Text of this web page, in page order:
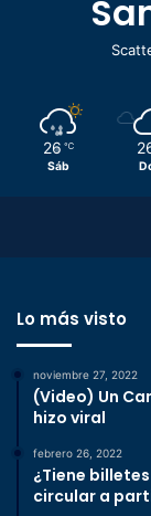
26 ℃
Sáb
Lo más visto
noviembre 27, 2022
(Video) Un
hizo viral
febrero 26, 2022
¿Tiene
circular a